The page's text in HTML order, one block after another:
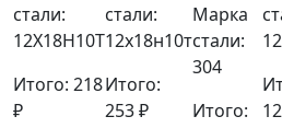
стали:
12Х18Н10Т
Итого: 218
₽
стали:
12х18н10т
Итого:
253 ₽
Марка
стали:
304
Итого: